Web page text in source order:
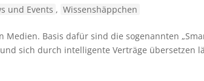
und Events , Wissenshäppchen
Basis dafür sind die sogenannten
sich durch intelligente Verträge übersetzen